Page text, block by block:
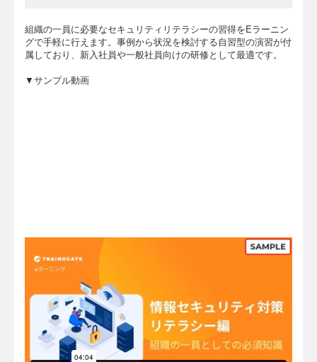
組織の一員に必要なセキュリティリテラシーの習得をEラーニン
グで手軽に行えます。事例から状況を検討する自習型の演習が付
属しており、新入社員や一般社員向けの研修として最適です。
▼サンプル動画